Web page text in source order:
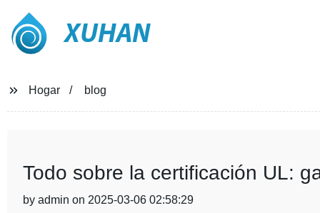
XUHAN
Hogar blog
Todo sobre la certificación UL:
by admin on 2025-03-06 02:58:29